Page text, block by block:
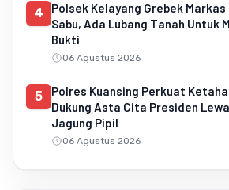
4
Polsek Kelayang Grebek
Sabu, Ada Lubang Tanah Untuk
Bukti
06 Agustus 2026
5
Polres Kuansing Perkuat
Dukung Asta Cita Presiden
Jagung Pipil
06 Agustus 2026